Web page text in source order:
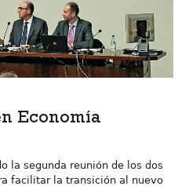
Economía
la segunda reunión de los dos
facilitar la transición al nuevo